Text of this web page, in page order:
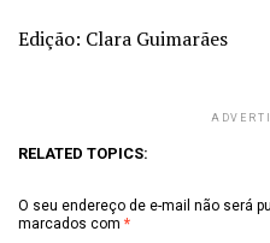
Edição: Clara Guimarães
RELATED TOPICS:
O seu endereço de e-mail não será
marcados com *